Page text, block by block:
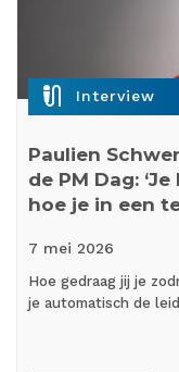
mic_external_on Interview
Paulien
de PM Dag:
hoe je in een
7 mei 2026
Hoe gedraag jij je
je automatisch de